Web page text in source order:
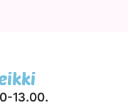
13.00.